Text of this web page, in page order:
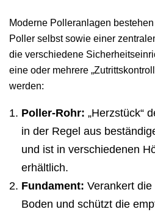
Moderne Polleranlagen
Poller selbst sowie einer
die verschiedene
eine oder mehrere
werden:
Poller-Rohr: „Herzstück“
in der Regel aus
und ist in verschiedenen
erhältlich.
Fundament: Verankert
Boden und schützt die